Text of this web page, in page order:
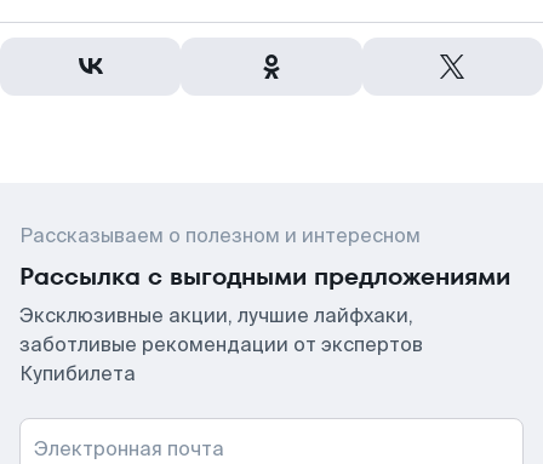
Рассказываем о полезном и интересном
Рассылка с выгодными предложениями
Эксклюзивные акции, лучшие лайфхаки,
заботливые рекомендации от экспертов
Купибилета
Электронная почта